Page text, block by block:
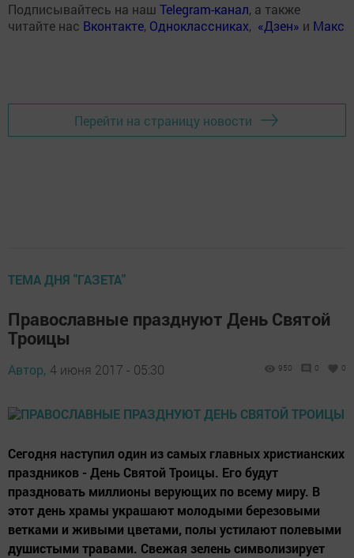
Подписывайтесь на наш Telegram-канал, а также
читайте нас Вконтакте, Одноклассниках, «Дзен» и Макс
Перейти на страницу новости
ТЕМА ДНЯ "ГАЗЕТА"
Православные празднуют День Святой
Троицы
Автор, 4 июня 2017 - 05:30 950 0 0
Сегодня наступил один из самых главных христианских
праздников - День Святой Троицы. Его будут
праздновать миллионы верующих по всему миру. В
этот день храмы украшают молодыми березовыми
ветками и живыми цветами, полы устилают полевыми
душистыми травами. Свежая зелень символизирует